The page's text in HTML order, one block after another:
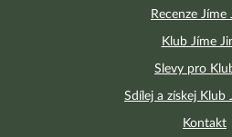
Recenze Jíme
Klub Jíme
Slevy pro
Sdílej a získej Klub
Kontakt